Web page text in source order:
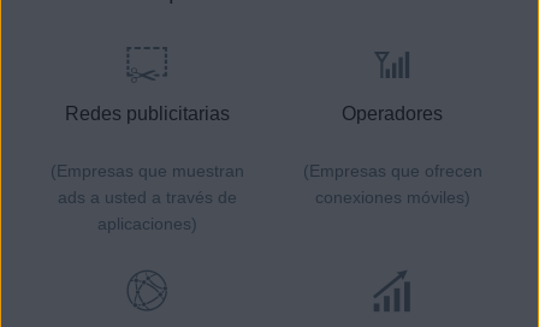
Redes publicitarias
(Empresas que muestran
ads a usted a través de
aplicaciones)
Operadores
(Empresas que ofrecen
conexiones móviles)